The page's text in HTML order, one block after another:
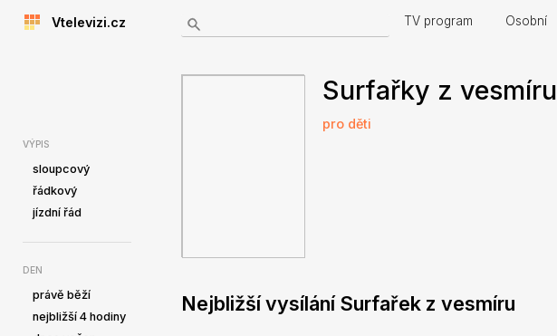
Vtelevizi.cz TV program Osobní
VÝPIS
sloupcový
řádkový
jízdní řád
DEN
právě běží
nejbližší 4 hodiny
Surfařky z vesmíru
pro děti
Nejbližší vysílání Surfařek z vesmíru